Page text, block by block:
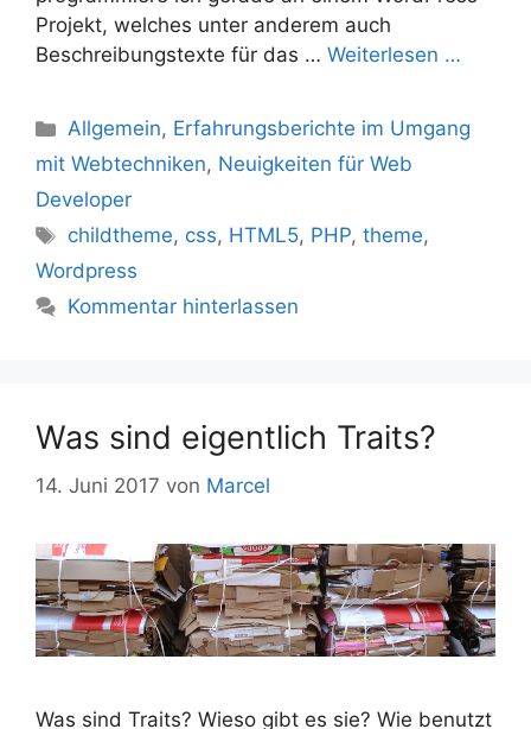
Projekt, welches unter anderem auch
Beschreibungstexte für das … Weiterlesen …
Kategorien
Allgemein, Erfahrungsberichte im Umgang
mit Webtechniken, Neuigkeiten für Web
Developer
Schlagwörter
childtheme, css, HTML5, PHP,theme,
Wordpress
Kommentar hinterlassen
Was sind eigentlich Traits?
14. Juni 2017 von Marcel
Was sind Traits? Wieso gibt es sie? Wie benutzt